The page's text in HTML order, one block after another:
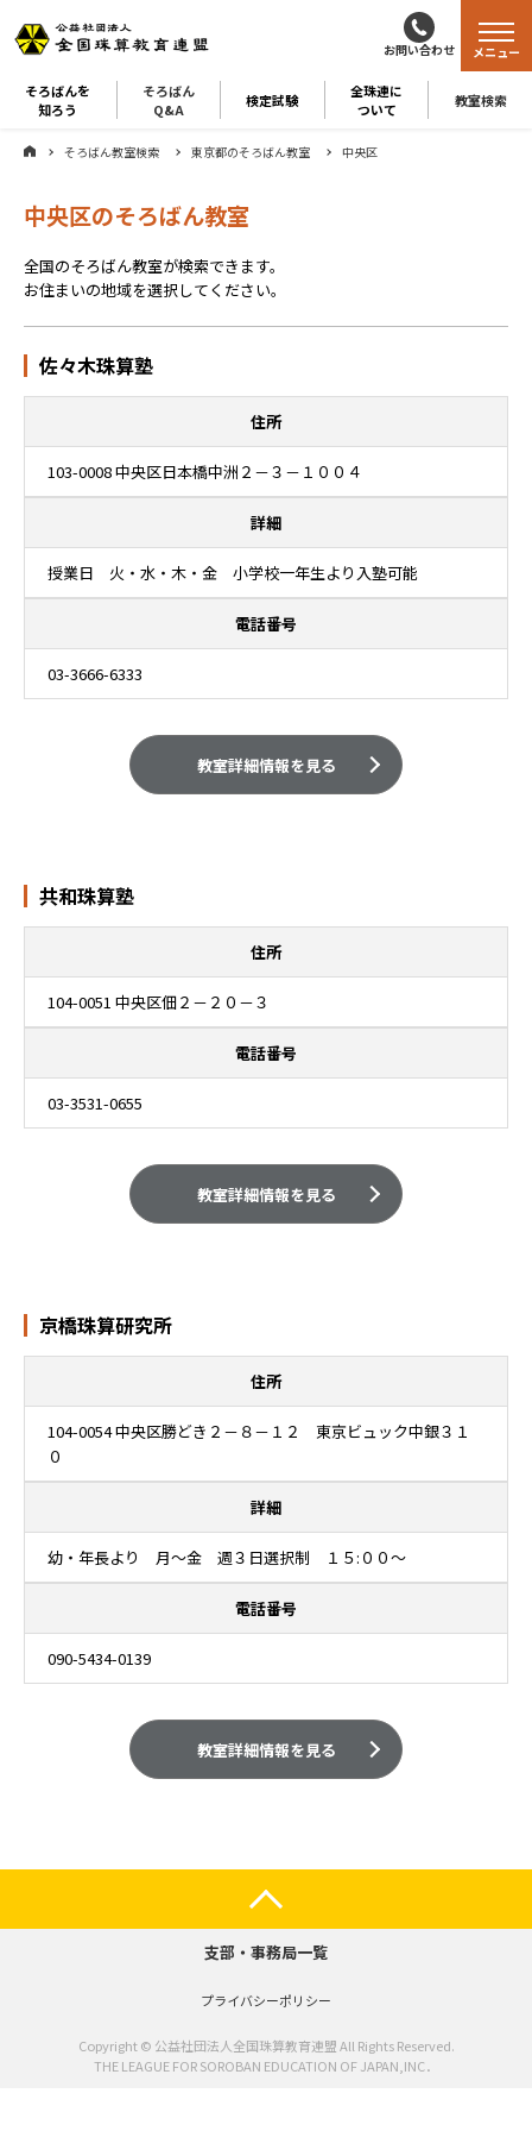
お問い合わせ
そろばんを
知ろう
そろばん
Q&A
検定試験
全珠連に
ついて
教室検索
メニュー
そろばん教室検索 東京都のそろばん教室 中央区
中央区のそろばん教室
全国のそろばん教室が検索できます。
お住まいの地域を選択してください。
佐々木珠算塾
住所
103-0008 中央区日本橋中洲２－３－１００４
詳細
授業日 火・水・木・金 小学校一年生より入塾可能
電話番号
03-3666-6333
教室詳細情報を見る
共和珠算塾
住所
104-0051 中央区佃２－２０－３
電話番号
03-3531-0655
教室詳細情報を見る
京橋珠算研究所
住所
104-0054 中央区勝どき２－８－１２ 東京ビュック中銀３１
０
詳細
幼・年長より 月～金 週３日選択制 １５:００～
電話番号
090-5434-0139
教室詳細情報を見る
支部・事務局一覧
プライバシーポリシー
Copyright © 公益社団法人全国珠算教育連盟 All Rights Reserved.
THE LEAGUE FOR SOROBAN EDUCATION OF JAPAN,INC．